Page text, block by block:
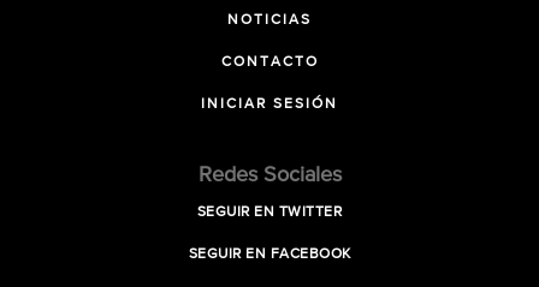
NOTICIAS
CONTACTO
INICIAR SESIÓN
Redes Sociales
SEGUIR EN TWITTER
SEGUIR EN FACEBOOK